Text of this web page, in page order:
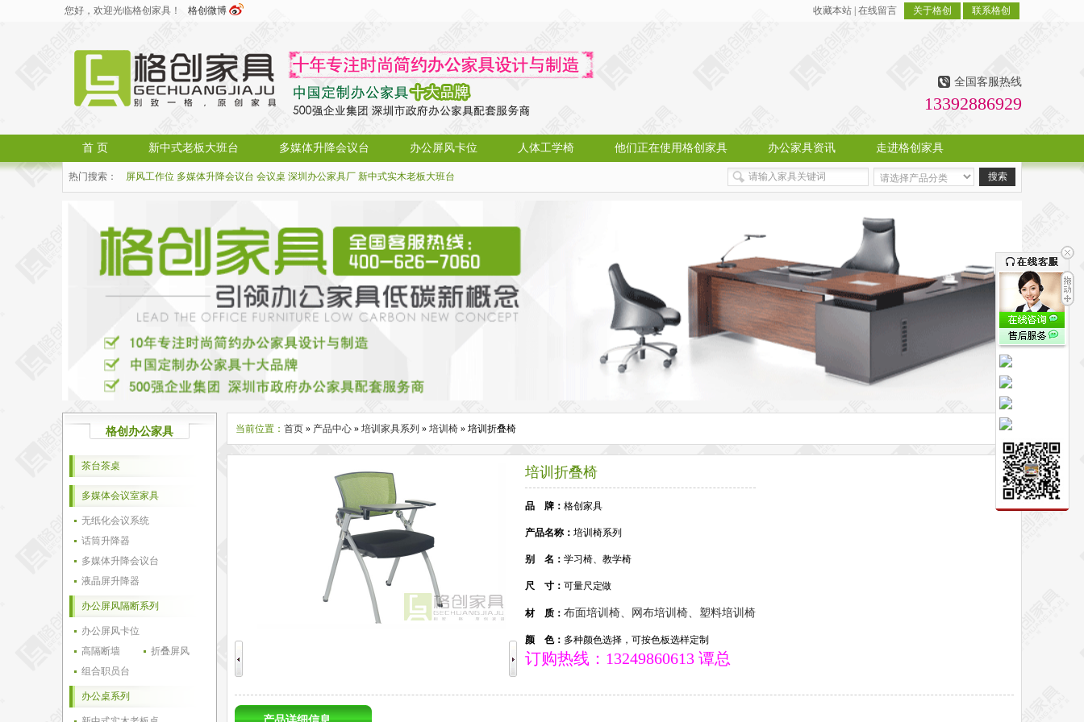
您好，欢迎光临格创家具！ 格创微博 收藏本站 在线留言 关于格创 联系格创
全国客服热线
13392886929
首 页 新中式老板大班台 多媒体升降会议台 办公屏风卡位 人体工学椅 他们正在使用格创家具 办公家具资讯 走进格创家具
热门搜索： 屏风工作位 多媒体升降会议台 会议桌 深圳办公家具厂 新中式实木老板大班台
格创办公家具
茶台茶桌
多媒体会议室家具
无纸化会议系统
话筒升降器
多媒体升降会议台
液晶屏升降器
办公屏风隔断系列
办公屏风卡位
高隔断墙
折叠屏风
组合职员台
办公桌系列
当前位置： 首页 » 产品中心 » 培训家具系列 » 培训椅 » 培训折叠椅
培训折叠椅
品 牌： 格创家具
产品名称： 培训椅系列
别 名： 学习椅、教学椅
尺 寸： 可量尺定做
材 质： 布面培训椅、网布培训椅、塑料培训椅
颜 色： 多种颜色选择，可按色板选样定制
订购热线：13249860613 谭总